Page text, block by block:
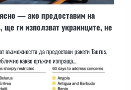
— ако предоставим на
ще ги използват украинците, не
възможността да предостави ракети Taurus,
какво оръжие изпраща…